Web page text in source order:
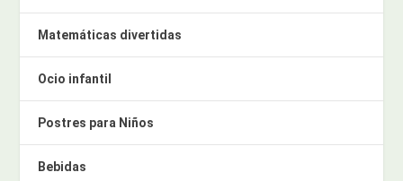
Matemáticas divertidas
Ocio infantil
Postres para Niños
Bebidas